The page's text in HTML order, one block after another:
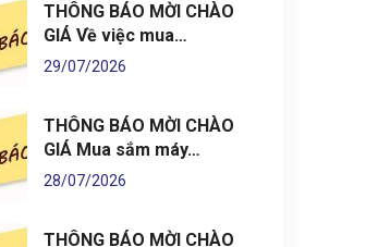
THÔNG BÁO MỜI CHÀO
GIÁ Về việc mua…
29/07/2026
THÔNG BÁO MỜI CHÀO
GIÁ Mua sắm máy…
28/07/2026
THÔNG BÁO MỜI CHÀO